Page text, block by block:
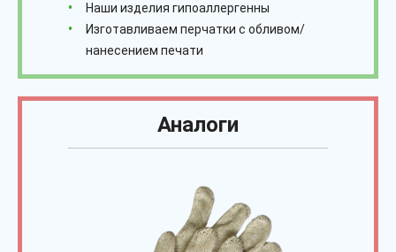
Наши изделия гипоаллергенны
Изготавливаем перчатки с обливом/
нанесением печати
Аналоги